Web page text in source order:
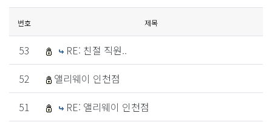
번호 제목
53
RE: 친절 직원..
52
앨리웨이 인천점
51
RE: 앨리웨이 인천점